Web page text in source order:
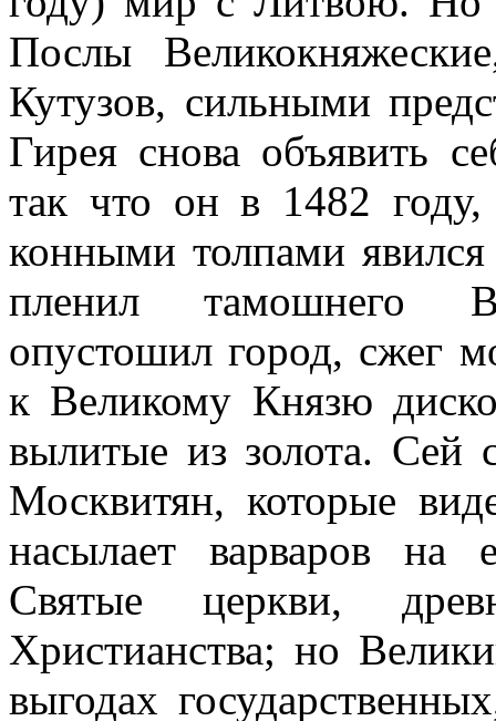
Послы
Кутузов, сильными
Гирея снова объявить
так что он в 1482
конными толпами
пленил тамошнего
опустошил город, сжег
к Великому Князю
вылитые из золота. Сей
Москвитян, которые
насылает варваров на
Святые церкви,
Христианства; но
выгодах